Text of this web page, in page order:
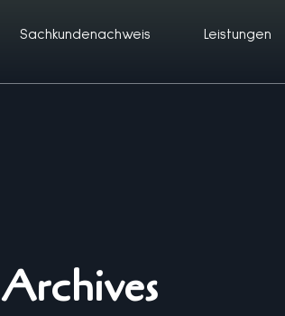
Sachkundenachweis Leistungen
Archives